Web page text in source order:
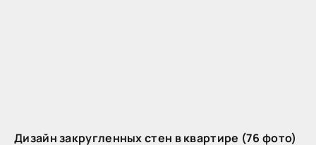
Дизайн закругленных стен в квартире (76 фото)